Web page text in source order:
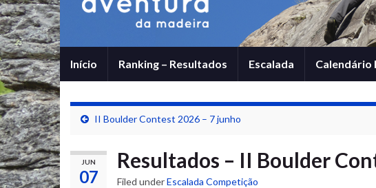
Início Ranking – Resultados Escalada Calendário
II Boulder Contest 2026 – 7 junho
JUN
07
Resultados – II Boulder
Filed underEscalada Competição